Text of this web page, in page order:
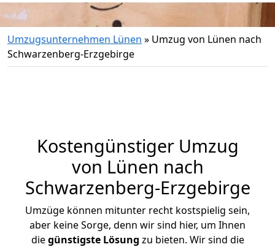
Umzugsunternehmen Lünen » Umzug von Lünen nach
Schwarzenberg-Erzgebirge
Kostengünstiger Umzug
von Lünen nach
Schwarzenberg-Erzgebirge
Umzüge können mitunter recht kostspielig sein,
aber keine Sorge, denn wir sind hier, um Ihnen
diegünstigste Lösung zu bieten. Wir sind die